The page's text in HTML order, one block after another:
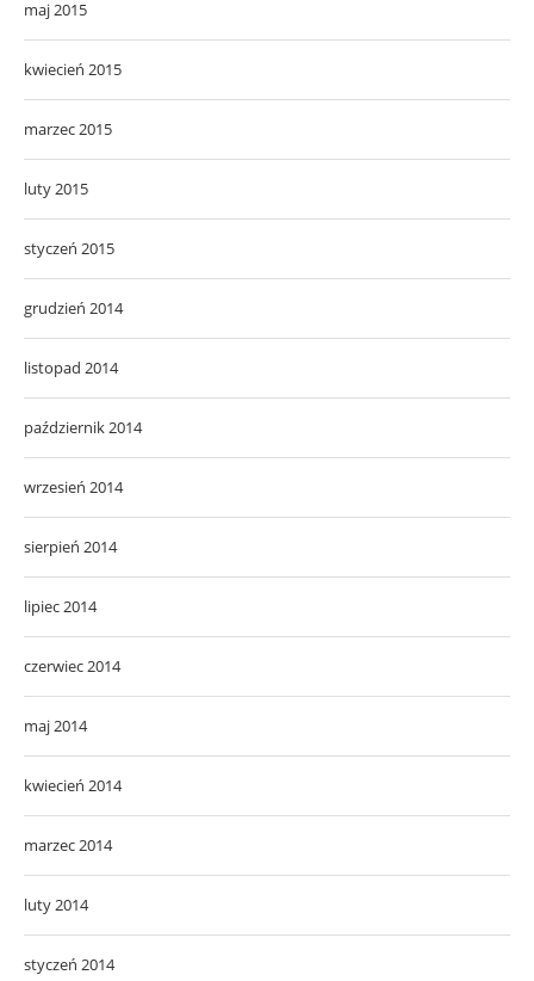
maj 2015
kwiecień 2015
marzec 2015
luty 2015
styczeń 2015
grudzień 2014
listopad 2014
październik 2014
wrzesień 2014
sierpień 2014
lipiec 2014
czerwiec 2014
maj 2014
kwiecień 2014
marzec 2014
luty 2014
styczeń 2014